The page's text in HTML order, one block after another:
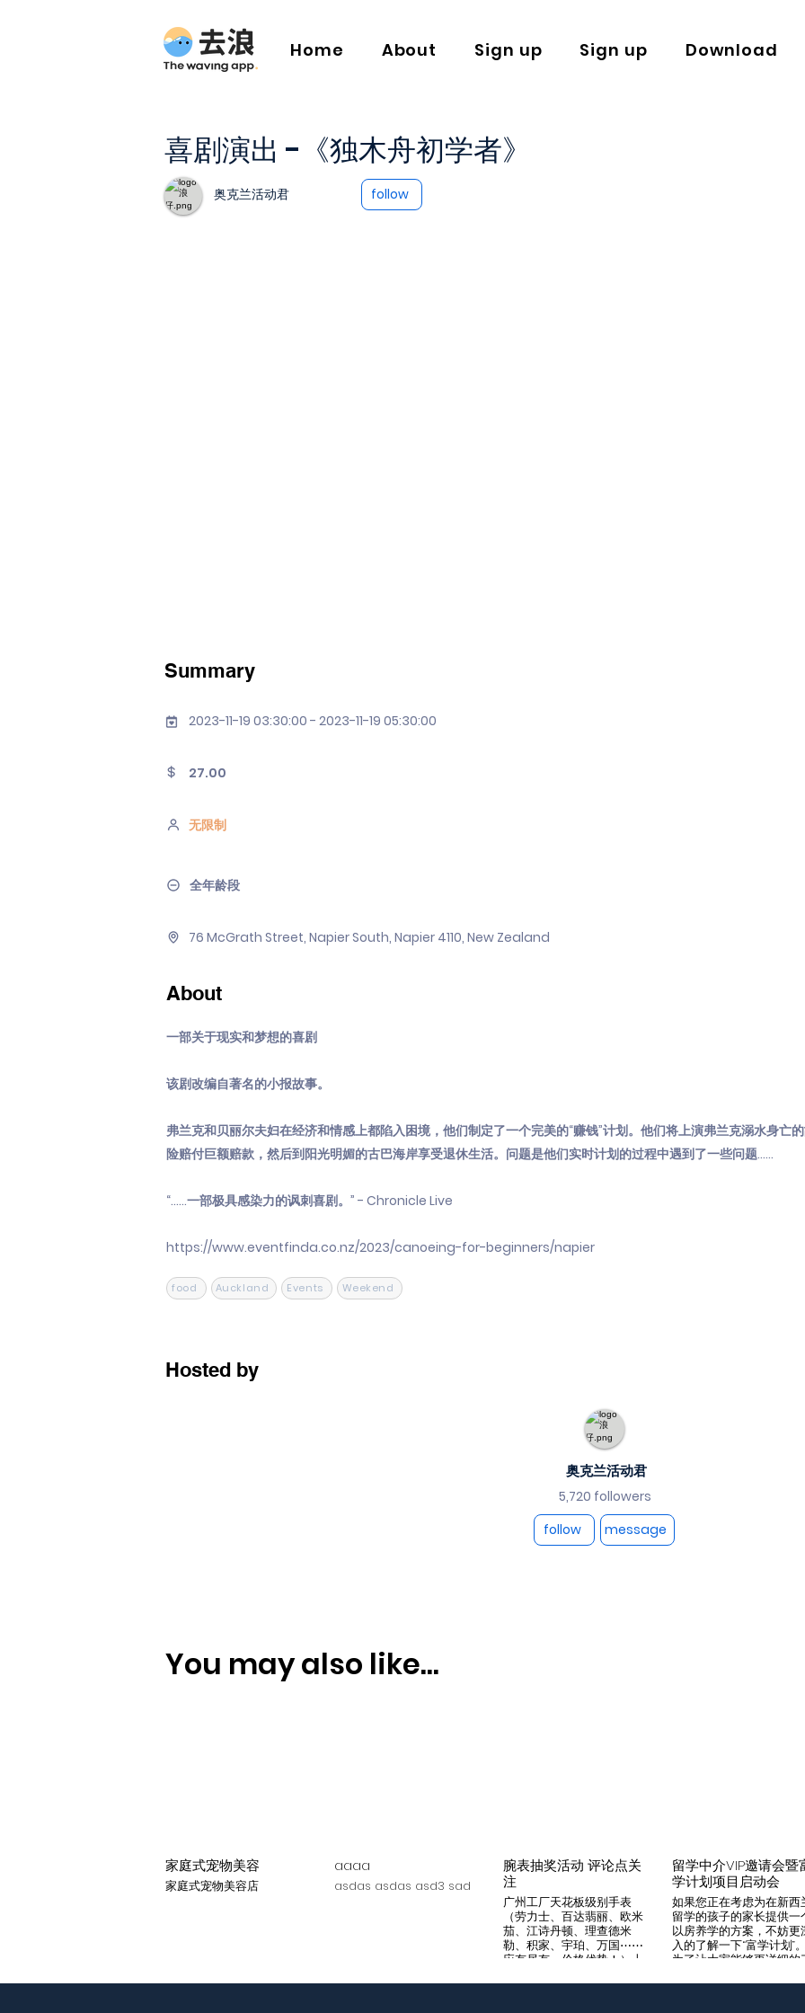
Home About Sign up Sign up Download
喜剧演出 -《独木舟初学者》
奥克兰活动君 follow
Summary
2023-11-19 03:30:00 - 2023-11-19 05:30:00
27.00
无限制
全年龄段
76 McGrath Street, Napier South, Napier 4110, New Zealand
About
一部关于现实和梦想的喜剧
该剧改编自著名的小报故事。
弗兰克和贝丽尔夫妇在经济和情感上都陷入困境，他们制定了一个完美的“赚钱”计划。他们将上演弗兰克溺水身亡
险赔付巨额赔款，然后到阳光明媚的古巴海岸享受退休生活。问题是他们实时计划的过程中遇到了一些问题......
“……一部极具感染力的讽刺喜剧。” - Chronicle Live
https://www.eventfinda.co.nz/2023/canoeing-for-beginners/napier
food Auckland Events Weekend
Hosted by
奥克兰活动君
5,720 followers
follow
message
You may also like...
家庭式宠物美容
家庭式宠物美容店
aaaa
asdas asdas asd3 sad
腕表抽奖活动 评论点关
注
广州工厂天花板级别手表
（劳力士、百达翡丽、欧米
茄、江诗丹顿、理查德米
勒、积家、宇珀、万国⋯⋯
应有尽有，价格优势！）十
旨，支持平台交易，货到付
留学中介VIP邀请会暨
学计划项目启动会
如果您正在考虑为在新西
留学的孩子的家长提供一
以房养学的方案，不妨更
入的了解一下“富学计划”。
为了让大家能够更详细的
月14日举办一次针对留学